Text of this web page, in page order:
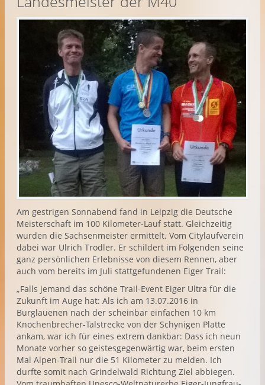
Am gestrigen Sonnabend fand in Leipzig die Deutsche
Meisterschaft im 100 Kilometer-Lauf statt. Gleichzeitig
wurden die Sachsenmeister ermittelt. Vom Citylaufverein
dabei war Ulrich Trodler. Er schildert im Folgenden seine
ganz persönlichen Erlebnisse von diesem Rennen, aber
auch vom bereits im Juli stattgefundenen Eiger Trail:
„Falls jemand das schöne Trail-Event Eiger Ultra für die
Zukunft im Auge hat: Als ich am 13.07.2016 in
Burglauenen nach der scheinbar einfachen 10 km
Knochenbrecher-Talstrecke von der Schynigen Platte
ankam, war ich für eines extrem dankbar: Dass ich neun
Monate vorher so geistesgegenwärtig war, beim ersten
Mal Alpen-Trail nur die 51 Kilometer zu melden. Ich
durfte somit nach Grindelwald Richtung Ziel abbiegen.